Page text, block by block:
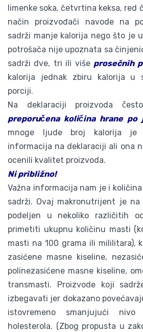
limenke soka, četvrtina keksa, red
način proizvođači navode na
sadrži manje kalorija nego što je
potrošača nije upoznata sa
sadrži dve, tri ili više prosečnih
kalorija jednak zbiru kalorija u
porciji.
Na deklaraciji proizvoda
preporučena količina hrane po
mnoge ljude broj kalorija je
informacija na deklaraciji ali ona
ocenili kvalitet proizvoda.
Ni približno!
Važna informacija nam je i količina
sadrži. Ovaj makronutrijent je na
podeljen u nekoliko različitih
primetiti ukupnu količinu masti
masti na 100 grama ili mililitara),
zasićene masne kiseline,
polinezasićene masne kiseline,
transmasti. Proizvode koji
izbegavati jer dokazano
istovremeno smanjujući
holesterola. (Zbog propusta u